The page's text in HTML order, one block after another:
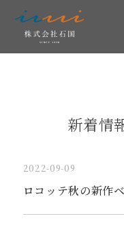
新着情
2022-09-09
ロコッテ秋の新作